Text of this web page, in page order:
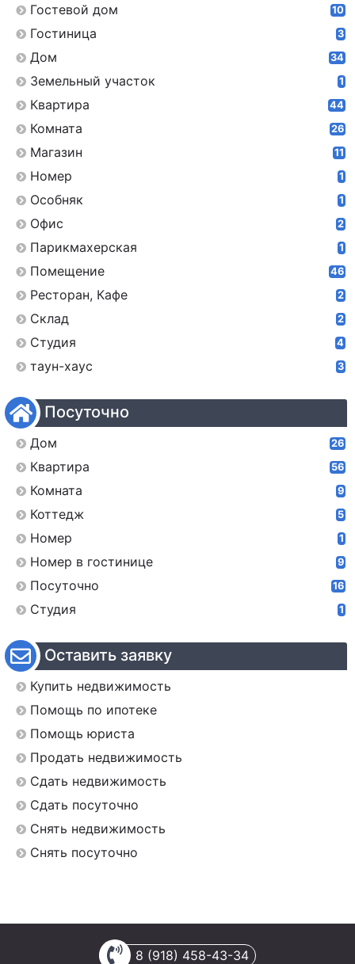
Гостевой дом 10
Гостиница 3
Дом 34
Земельный участок 1
Квартира 44
Комната 26
Магазин 11
Номер 1
Особняк 1
Офис 2
Парикмахерская 1
Помещение 46
Ресторан, Кафе 2
Склад 2
Студия 4
таун-хаус 3
Посуточно
Дом 26
Квартира 56
Комната 9
Коттедж 5
Номер 1
Номер в гостинице 9
Посуточно 16
Студия 1
Оставить заявку
Купить недвижимость
Помощь по ипотеке
Помощь юриста
Продать недвижимость
Сдать недвижимость
Сдать посуточно
Снять недвижимость
Снять посуточно
8 (918) 458-43-34